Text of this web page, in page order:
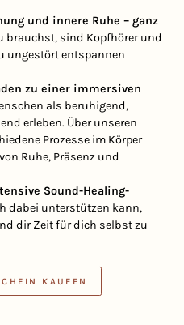
und innere Ruhe – ganz
brauchst, sind Kopfhörer und
ungestört entspannen
zu einer immersiven
als beruhigend,
erleben. Über unseren
Prozesse im Körper
Ruhe, Präsenz und
Sound-Healing-
dabei unterstützen kann,
dir Zeit für dich selbst zu
KAUFEN